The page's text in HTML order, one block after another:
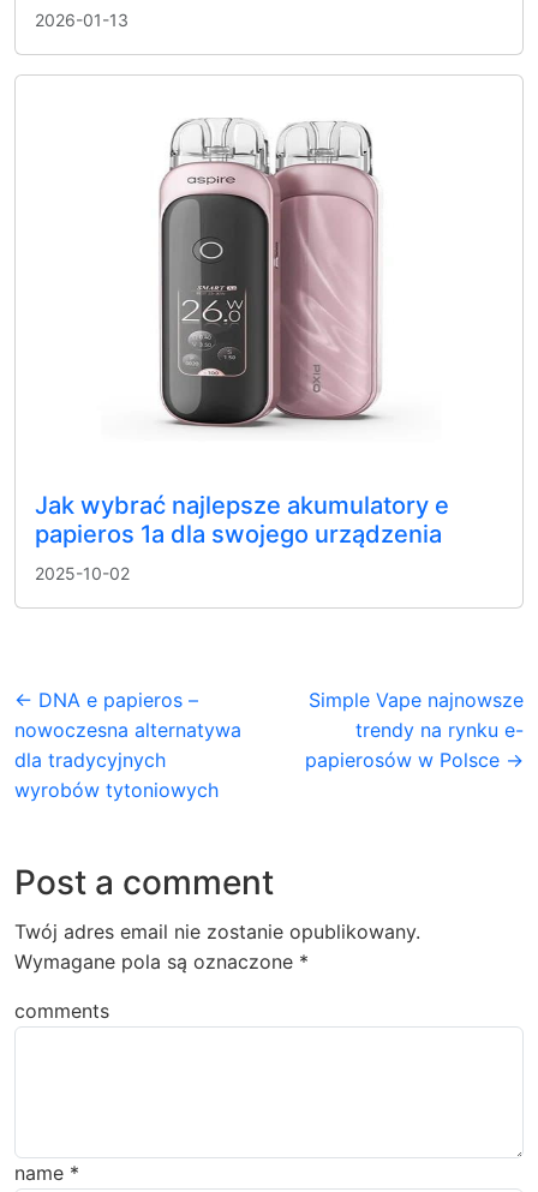
2026-01-13
Jak wybrać najlepsze akumulatory e
papieros 1a dla swojego urządzenia
2025-10-02
← DNA e papieros –
nowoczesna alternatywa
dla tradycyjnych
wyrobów tytoniowych
Simple Vape najnowsze
trendy na rynku e-
papierosów w Polsce →
Post a comment
Twój adres email nie zostanie opublikowany.
Wymagane pola są oznaczone *
comments
name *